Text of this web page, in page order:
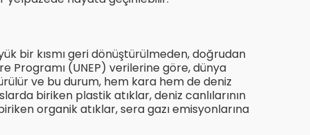
bir kısmı geri dönüştürülmeden, doğrudan
Programı (UNEP) verilerine göre, dünya
ve bu durum, hem kara hem de deniz
biriken plastik atıklar, deniz canlılarının
organik atıklar, sera gazı emisyonlarına